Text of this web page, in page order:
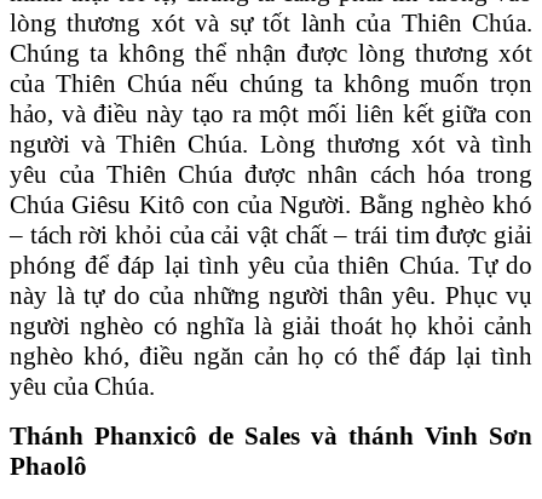
lòng thương xót và sự tốt lành của Thiên Chúa.
Chúng ta không thể nhận được lòng thương xót
của Thiên Chúa nếu chúng ta không muốn trọn
hảo, và điều này tạo ra một mối liên kết giữa con
người và Thiên Chúa. Lòng thương xót và tình
yêu của Thiên Chúa được nhân cách hóa trong
Chúa Giêsu Kitô con của Người. Bằng nghèo khó
– tách rời khỏi của cải vật chất – trái tim được giải
phóng để đáp lại tình yêu của thiên Chúa. Tự do
này là tự do của những người thân yêu. Phục vụ
người nghèo có nghĩa là giải thoát họ khỏi cảnh
nghèo khó, điều ngăn cản họ có thể đáp lại tình
yêu của Chúa.
Thánh Phanxicô de Sales và thánh Vinh Sơn
Phaolô